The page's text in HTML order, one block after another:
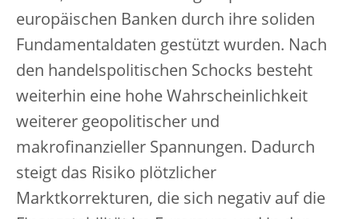
europäischen Banken durch ihre soliden
Fundamentaldaten gestützt wurden. Nach
den handelspolitischen Schocks besteht
weiterhin eine hohe Wahrscheinlichkeit
weiterer geopolitischer und
makrofinanzieller Spannungen. Dadurch
steigt das Risiko plötzlicher
Marktkorrekturen, die sich negativ auf die